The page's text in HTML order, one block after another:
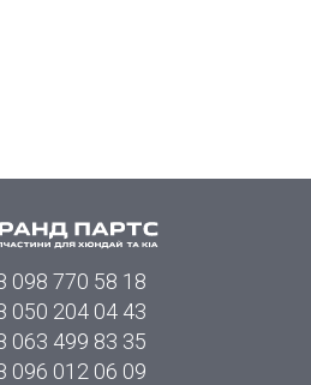
098 770 58 18
050 204 04 43
063 499 83 35
096 012 06 09